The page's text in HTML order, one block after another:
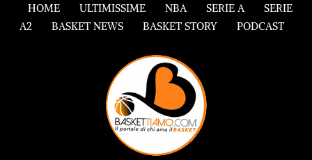
HOME ULTIMISSIME NBA SERIE A
SERIE
A2
BASKET NEWS BASKET STORY PODCAST